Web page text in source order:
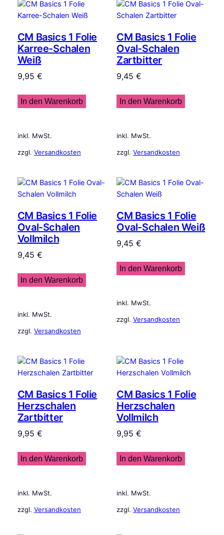
CM Basics 1 Folie
Karree-Schalen
Weiß
9,95 €
In den Warenkorb
inkl. MwSt.
zzgl. Versandkosten
CM Basics 1 Folie
Oval-Schalen
Zartbitter
9,45€
In den Warenkorb
inkl. MwSt.
zzgl.Versandkosten
CM Basics 1 Folie
Oval-Schalen
Vollmilch
9,45 €
In den Warenkorb
inkl. MwSt.
zzgl. Versandkosten
CM Basics 1 Folie
Oval-Schalen Weiß
9,45€
In den Warenkorb
inkl. MwSt.
zzgl.Versandkosten
CM Basics 1 Folie
Herzschalen
Zartbitter
9,95 €
In den Warenkorb
inkl. MwSt.
zzgl. Versandkosten
CM Basics 1 Folie
Herzschalen
Vollmilch
9,95€
In den Warenkorb
inkl. MwSt.
zzgl.Versandkosten